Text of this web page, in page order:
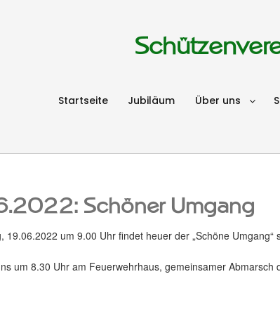
Startseite Jubiläum Über uns
Schöner Umgang
19.06.2022 um 9.00 Uhr findet heuer der „Schöne Umgang“
um 8.30 Uhr am Feuerwehrhaus, gemeinsamer Abmarsch